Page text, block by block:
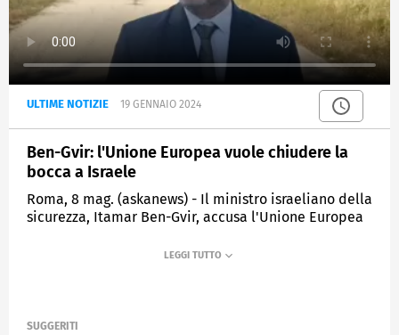
ULTIME NOTIZIE 19 GENNAIO 2024
Ben-Gvir: l'Unione Europea vuole chiudere la
bocca a Israele
Roma, 8 mag. (askanews) - Il ministro israeliano della
sicurezza, Itamar Ben-Gvir, accusa l'Unione Europea
annullato l'incontro con i diplomatici della Giornata
SUGGERITI